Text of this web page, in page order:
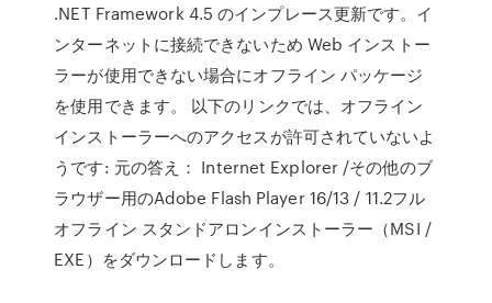
.NET Framework 4.5 のインプレース更新です。イ
ンターネットに接続できないため Web インストー
ラーが使用できない場合にオフライン パッケージ
を使用できます。 以下のリンクでは、オフライン
インストーラーへのアクセスが許可されていないよ
うです: 元の答え： Internet Explorer /その他のブ
ラウザー用のAdobe Flash Player 16/13 / 11.2フル
オフライン スタンドアロンインストーラー（MSI /
EXE）をダウンロードします。